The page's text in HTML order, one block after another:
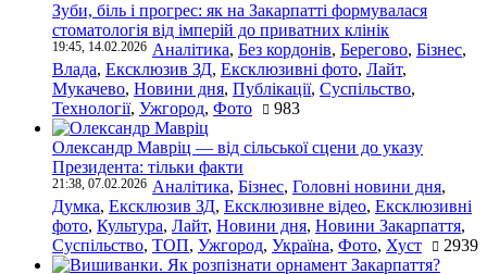
Зуби, біль і прогрес: як на Закарпатті формувалася
стоматологія від імперій до приватних клінік
19:45, 14.02.2026 Аналітика, Без кордонів, Берегово, Бізнес,
Влада, Ексклюзив ЗД, Ексклюзивні фото, Лайт,
Мукачево, Новини дня, Публікації, Суспільство,
Технології, Ужгород, Фото 983
Олександр Мавріц — від сільської сцени до указу
Президента: тільки факти
21:38, 07.02.2026 Аналітика, Бізнес, Головні новини дня,
Думка, Ексклюзив ЗД, Ексклюзивне відео, Ексклюзивні
фото, Культура, Лайт, Новини дня, Новини Закарпаття,
Суспільство, ТОП, Ужгород, Україна, Фото, Хуст 2939